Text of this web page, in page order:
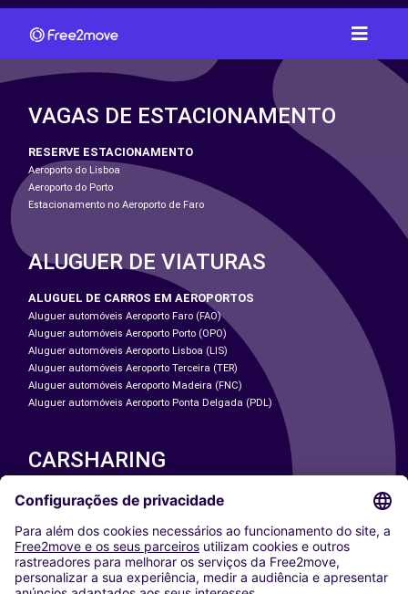
VAGAS DE ESTACIONAMENTO
RESERVE ESTACIONAMENTO
Aeroporto do Lisboa
Aeroporto do Porto
Estacionamento no Aeroporto de Faro
ALUGUER DE VIATURAS
ALUGUEL DE CARROS EM AEROPORTOS
Aluguer automóveis Aeroporto Faro (FAO)
Aluguer automóveis Aeroporto Porto (OPO)
Aluguer automóveis Aeroporto Lisboa (LIS)
Aluguer automóveis Aeroporto Terceira (TER)
Aluguer automóveis Aeroporto Madeira (FNC)
Aluguer automóveis Aeroporto Ponta Delgada (PDL)
CARSHARING
NOSSAS CIDADES
Washington DC
Milan
Rome
Turin